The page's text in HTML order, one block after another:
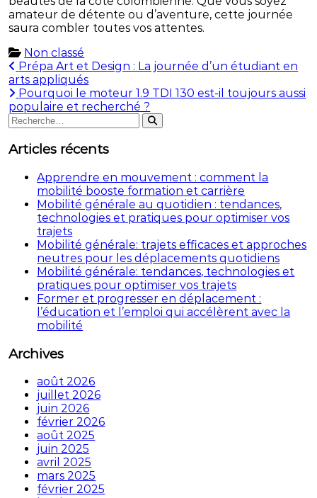
amateur de détente ou d’aventure, cette journée
saura combler toutes vos attentes.
Non classé
Navigation
de
l’article
Prépa Art et Design : La journée d’un étudiant en
arts appliqués
Pourquoi le moteur 1.9 TDI 130 est-il toujours aussi
populaire et recherché ?
Rechercher
:
Rechercher
Articles récents
Apprendre en mouvement : comment la
mobilité booste formation et carrière
Mobilité générale au quotidien : tendances,
technologies et pratiques pour optimiser vos
trajets
Mobilité générale: trajets efficaces et approches
neutres pour les déplacements quotidiens
Mobilité générale: tendances, technologies et
pratiques pour optimiser vos trajets
Former et progresser en déplacement :
l’éducation et l’emploi qui accélèrent avec la
mobilité
Archives
août 2026
juillet 2026
juin 2026
février 2026
août 2025
juin 2025
avril 2025
mars 2025
février 2025